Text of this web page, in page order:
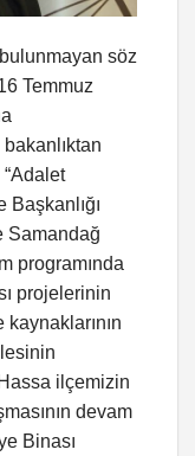
bulunmayan söz
Temmuz
“Adalet
Başkanlığı
Samandağ
programında
projelerinin
ilçemizin
devam
Binası